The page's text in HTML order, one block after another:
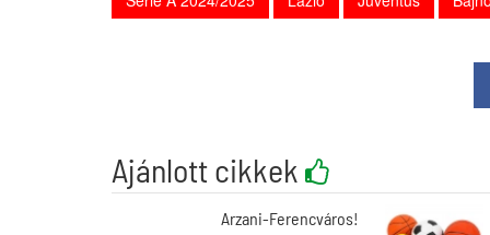
Ajánlott cikkek
Arzani-Ferencváros!